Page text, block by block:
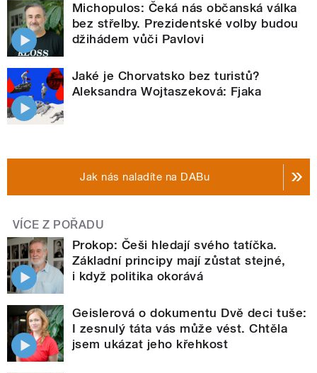
Michopulos: Čeká nás občanská válka
bez střelby. Prezidentské volby budou
džihádem vůči Pavlovi
Jaké je Chorvatsko bez turistů?
Aleksandra Wojtaszeková: Fjaka
Jak nás naladíte na DABu
VÍCE Z POŘADU
Prokop: Češi hledají svého tatíčka.
Základní principy mají zůstat stejné,
i když politika okorává
Geislerová o dokumentu Dvě deci tuše:
I zesnulý táta vás může vést. Chtěla
jsem ukázat jeho křehkost